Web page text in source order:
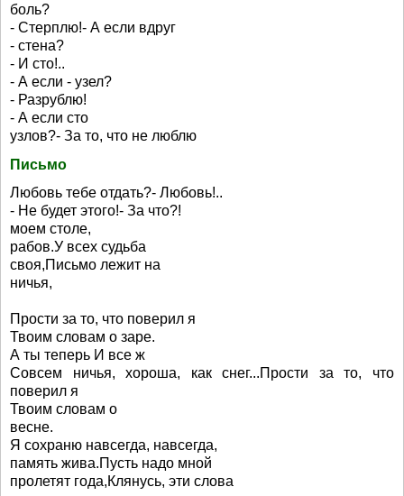
боль?
- Стерплю!- А если вдруг
- стена?
- И сто!..
- А если - узел?
- Разрублю!
- А если сто
узлов?- За то, что не люблю
Письмо
Любовь тебе отдать?- Любовь!..
- Не будет этого!- За что?!
моем столе,
рабов.У всех судьба
своя,Письмо лежит на
ничья,
Прости за то, что поверил я
Твоим словам о заре.
А ты теперь И все ж
Совсем ничья, хороша, как снег...Прости за то, что
поверил я
Твоим словам о
весне.
Я сохраню навсегда, навсегда,
память жива.Пусть надо мной
пролетят года,Клянусь, эти слова